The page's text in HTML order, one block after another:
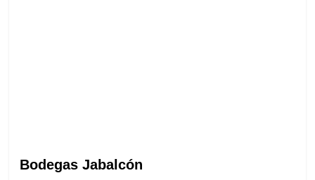
Bodegas Jabalcón